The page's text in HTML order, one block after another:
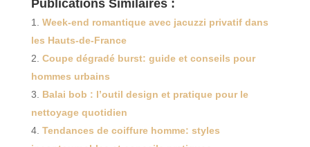
Publications Similaires :
Week-end romantique avec jacuzzi privatif dans
les Hauts-de-France
Coupe dégradé burst: guide et conseils pour
hommes urbains
Balai bob : l’outil design et pratique pour le
nettoyage quotidien
Tendances de coiffure homme: styles